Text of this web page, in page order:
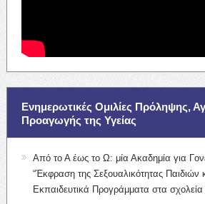
Ενημερωτικές Ομιλίες Πρόληψης,
Προαγωγής της Υγείας
Από το Α έως το Ω: μία Ακαδημία για
“Έκφραση της Σεξουαλικότητας
Εκπαιδευτικά Προγράμματα στα σχολεία